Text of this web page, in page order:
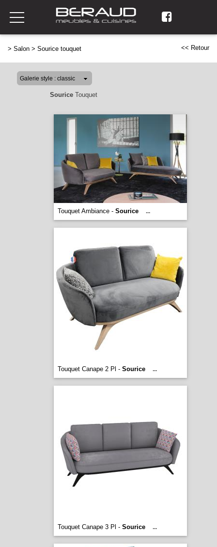
> Salon > Sourice touquet << Retour
SouriceTouquet
Touquet Ambiance - Sourice ...
Touquet Canape 2 Pl - Sourice ...
Touquet Canape 3 Pl - Sourice ...